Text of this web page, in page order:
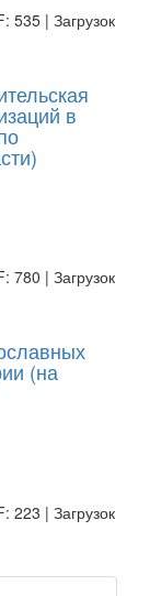
535 | Загрузок
в
780 | Загрузок
(на
223 | Загрузок